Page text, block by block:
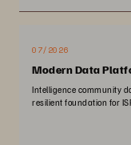
07/2026
Modern Data
Intelligence community
resilient foundation for